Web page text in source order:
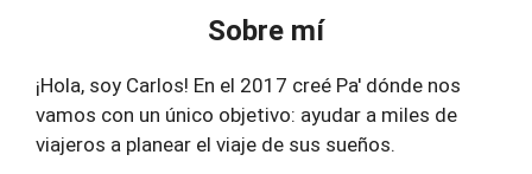
Sobre mí
¡Hola, soy Carlos! En el 2017 creé Pa' dónde nos
vamos con un único objetivo: ayudar a miles de
viajeros a planear el viaje de sus sueños.